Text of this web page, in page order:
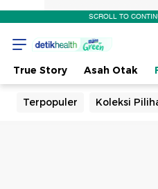
SCROLL TO
True Story Asah Otak
Terpopuler Koleksi